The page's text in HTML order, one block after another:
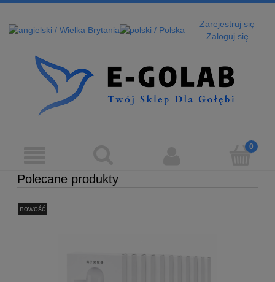
Zarejestruj się
Zaloguj się
Polecane produkty
nowość